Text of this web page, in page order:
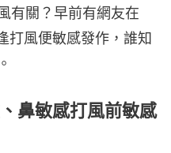
有關？早前有網友在
打風便敏感發作，誰知
鼻敏感打風前敏感